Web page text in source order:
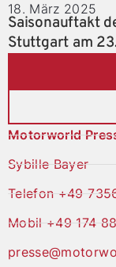
18. März 2025
Saisonauftakt
Stuttgart am
Motorworld
Sybille Bayer
Telefon +49
Mobil +49 174